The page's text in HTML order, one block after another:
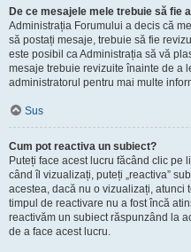
De ce mesajele mele trebuie să fie
Administrația Forumului a decis că
să postați mesaje, trebuie să fie
este posibil ca Administrația să vă
mesaje trebuie revizuite înainte de a
administratorul pentru mai multe
Sus
Cum pot reactiva un subiect?
Puteți face acest lucru făcând clic pe
când îl vizualizați, puteți „reactiva”
acestea, dacă nu o vizualizați, atunci
timpul de reactivare nu a fost încă
reactivăm un subiect răspunzând la
de a face acest lucru.